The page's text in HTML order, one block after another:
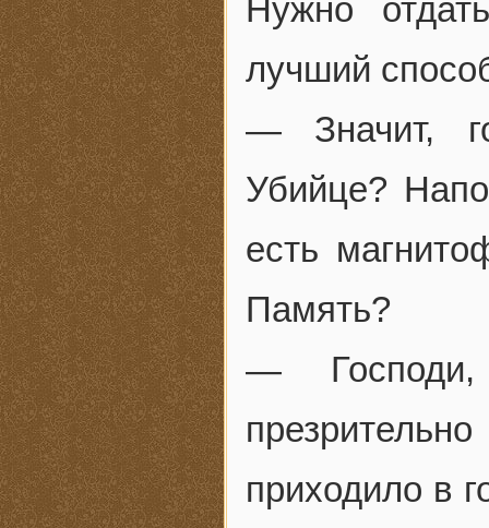
Нужно
лучший
— Значит,
Убийце?
есть
Память?
—
приходило в